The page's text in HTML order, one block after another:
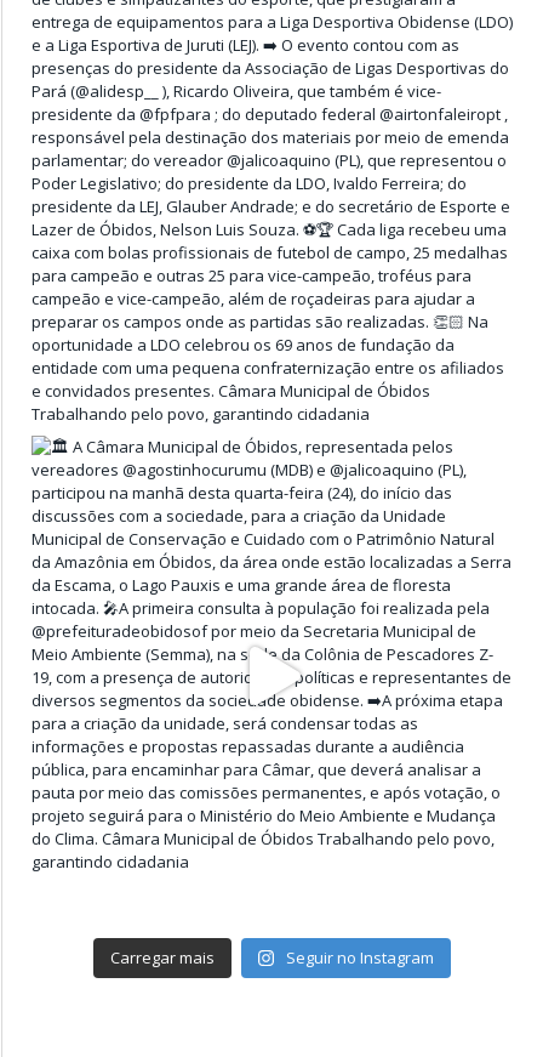
Carregar mais Seguir no Instagram